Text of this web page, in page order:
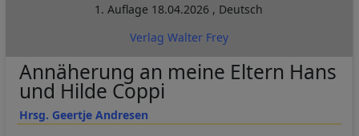
1. Auflage 18.04.2026 , Deutsch
Verlag Walter Frey
Hrsg. Geertje Andresen
Annäherung an meine Eltern Hans
und Hilde Coppi